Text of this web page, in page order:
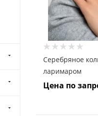
Серебряное
ларимаром
Цена по